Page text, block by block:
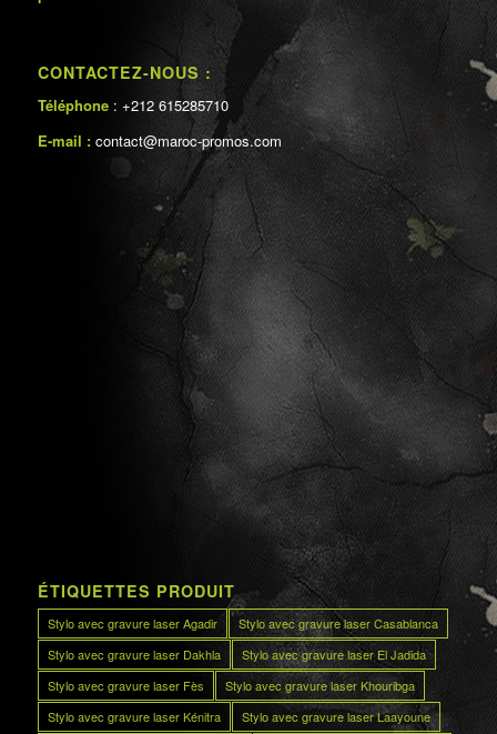
CONTACTEZ-NOUS :
Téléphone : +212 615285710
E-mail : contact@maroc-promos.com
ÉTIQUETTES PRODUIT
Stylo avec gravure laser Agadir
Stylo avec gravure laser Casablanca
Stylo avec gravure laser Dakhla
Stylo avec gravure laser El Jadida
Stylo avec gravure laser Fès
Stylo avec gravure laser Khouribga
Stylo avec gravure laser Kénitra
Stylo avec gravure laser Laayoune